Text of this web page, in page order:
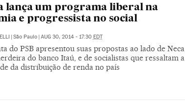
lança um programa liberal na
e progressista no social
São Paulo AUG 30, 2014 - 17:30 EDT
do PSB apresentou suas propostas ao lado de Neca
do banco Itaú, e de socialistas que ressaltam a
da distribuição de renda no país